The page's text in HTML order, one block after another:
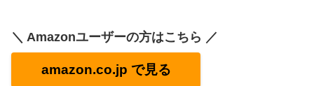
＼ Amazonユーザーの方はこちら ／
amazon.co.jp で見る